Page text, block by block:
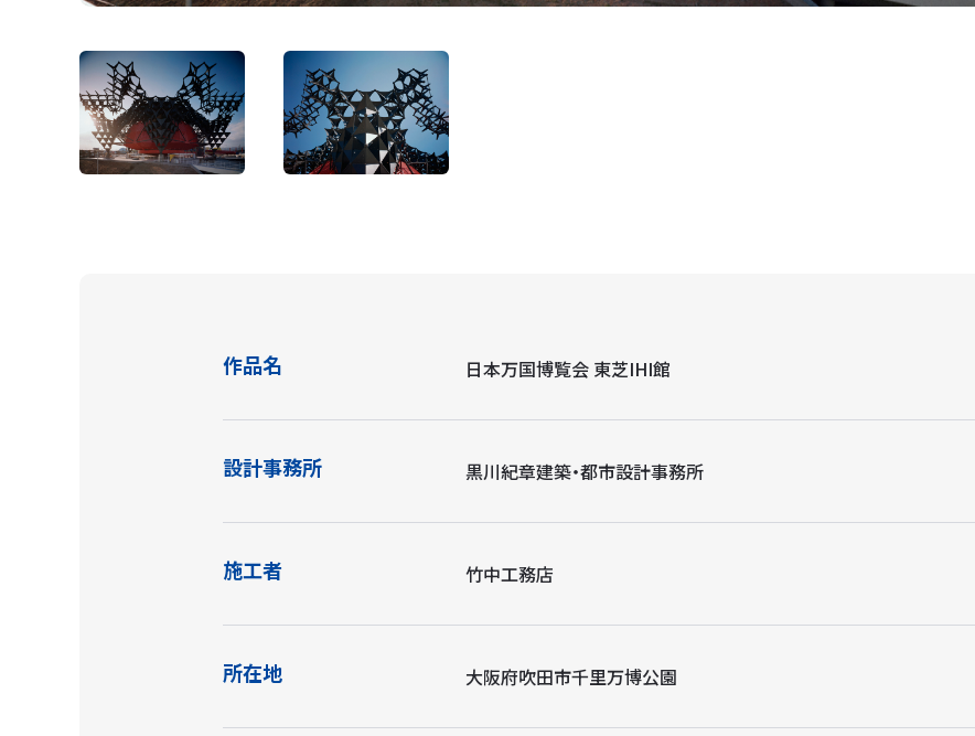
作品名 日本万国博覧会 東芝IHI館
設計事務所 黒川紀章建築・都市設計事務所
施工者 竹中工務店
所在地 大阪府吹田市千里万博公園